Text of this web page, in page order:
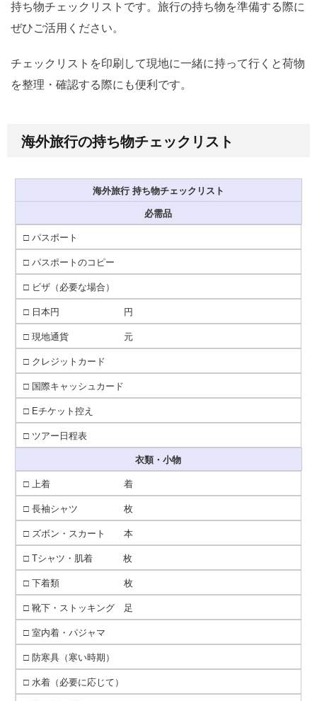
持ち物チェックリストです。旅行の持ち物を準備する際に
ぜひご活用ください。
チェックリストを印刷して現地に一緒に持って行くと荷物
を整理・確認する際にも便利です。
海外旅行の持ち物チェックリスト
海外旅行 持ち物チェックリスト
必需品
□ パスポート
□ パスポートのコピー
□ ビザ（必要な場合）
□ 日本円 円
□ 現地通貨 元
□ クレジットカード
□ 国際キャッシュカード
□ Eチケット控え
□ ツアー日程表
衣類・小物
□ 上着 着
□ 長袖シャツ 枚
□ ズボン・スカート 本
□ Tシャツ・肌着 枚
□ 下着類 枚
□ 靴下・ストッキング 足
□ 室内着・パジャマ
□ 防寒具（寒い時期）
□ 水着（必要に応じて）